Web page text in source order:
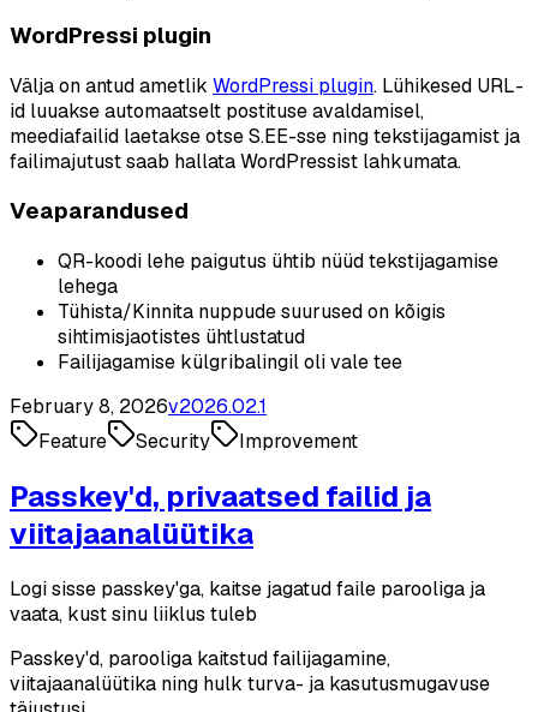
WordPressi plugin
Välja on antud ametlik WordPressi plugin. Lühikesed URL-
id luuakse automaatselt postituse avaldamisel,
meediafailid laetakse otse S.EE-sse ning tekstijagamist ja
failimajutust saab hallata WordPressist lahkumata.
Veaparandused
QR-koodi lehe paigutus ühtib nüüd tekstijagamise
lehega
Tühista/Kinnita nuppude suurused on kõigis
sihtimisjaotistes ühtlustatud
Failijagamise külgribalingil oli vale tee
February 8, 2026v2026.02.1
Feature
Security Improvement
Passkey'd, privaatsed failid ja
viitajaanalüütika
Logi sisse passkey'ga, kaitse jagatud faile parooliga ja
vaata, kust sinu liiklus tuleb
Passkey'd, parooliga kaitstud failijagamine,
viitajaanalüütika ning hulk turva- ja kasutusmugavuse